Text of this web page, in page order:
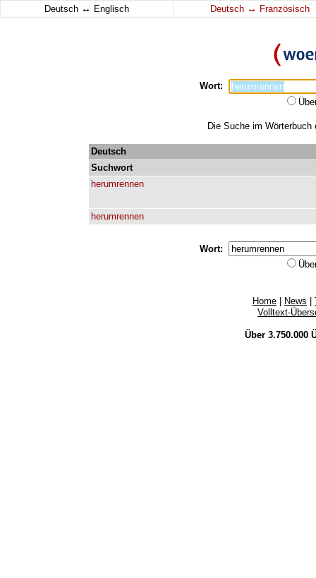
Deutsch ↔ Englisch Deutsch ↔ Französisch
Wort:
Die Suche im
Deutsch
Suchwort
herumrennen
herumrennen
Wort:
Home News
Volltext-
Über 3.750.000